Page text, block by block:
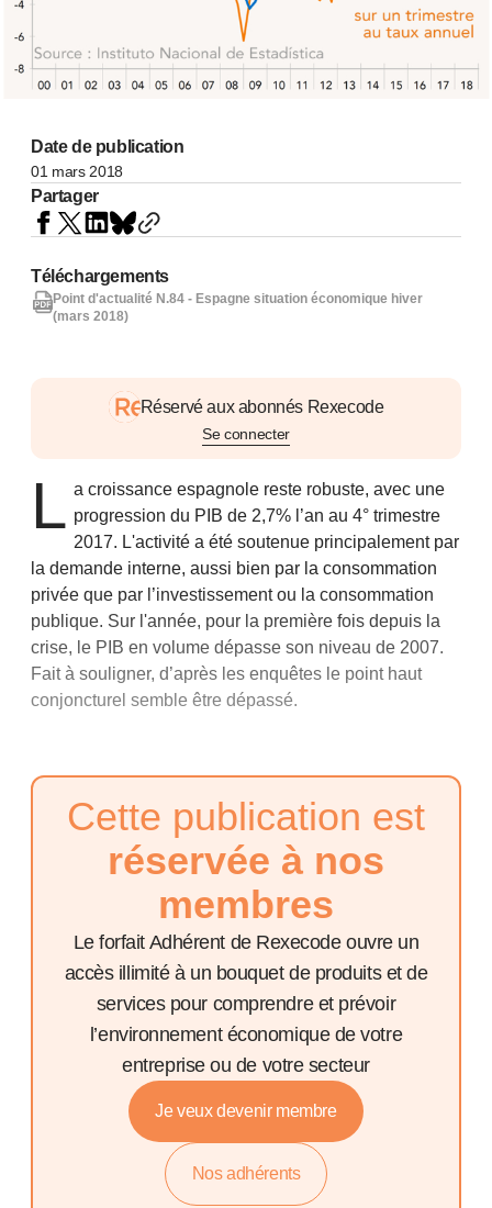
Date de publication
01 mars 2018
Partager
Réservé aux abonnés Rexecode
Se connecter
L a croissance espagnole reste robuste, avec une
progression du PIB de 2,7% l’an au 4° trimestre
2017. L'activité a été soutenue principalement par
la demande interne, aussi bien par la consommation
privée que par l’investissement ou la consommation
publique. Sur l'année, pour la première fois depuis la
crise, le PIB en volume dépasse son niveau de 2007.
Fait à souligner, d’après les enquêtes le point haut
conjoncturel semble être dépassé.
Cette publication est
réservée à nos
membres
Le forfait Adhérent de Rexecode ouvre un
accès illimité à un bouquet de produits et de
services pour comprendre et prévoir
l’environnement économique de votre
entreprise ou de votre secteur
Je veux devenir membre
Nos adhérents
Téléchargements
Point d'actualité N.84 - Espagne situation économique hiver
(mars 2018)